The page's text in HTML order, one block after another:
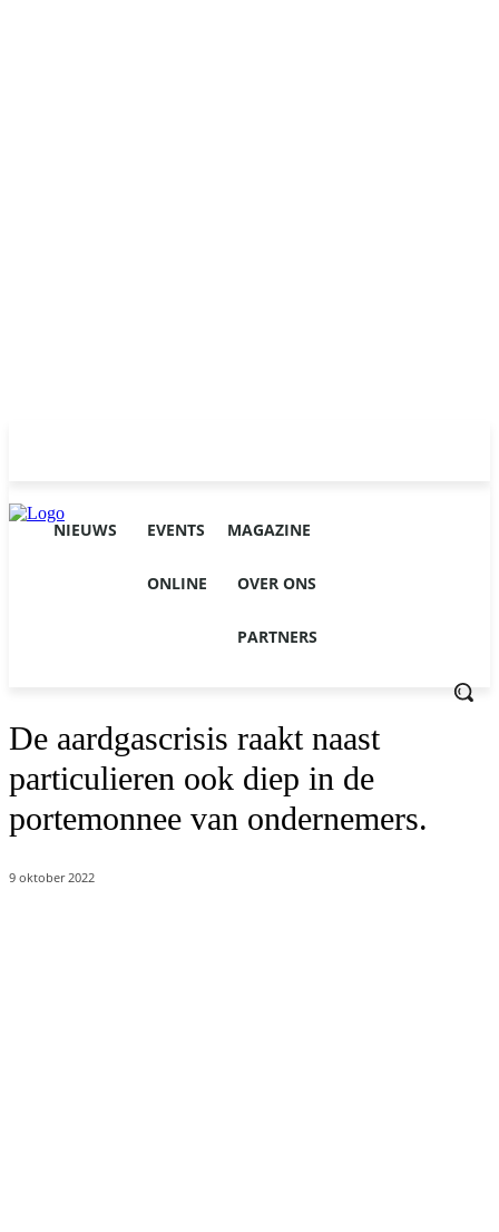
NIEUWS EVENTS MAGAZINE
ONLINE OVER ONS
PARTNERS
De aardgascrisis raakt naast
particulieren ook diep in de
portemonnee van ondernemers.
9 oktober 2022